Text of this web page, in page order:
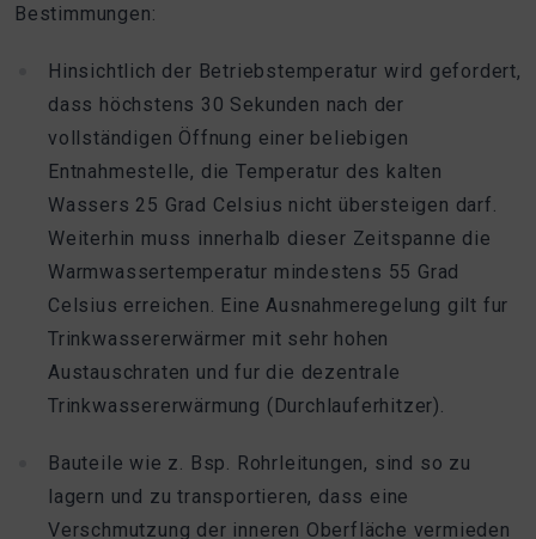
Bestimmungen:
Hinsichtlich der Betriebstemperatur wird gefordert,
dass höchstens 30 Sekunden nach der
vollständigen Öffnung einer beliebigen
Entnahmestelle, die Temperatur des kalten
Wassers 25 Grad Celsius nicht übersteigen darf.
Weiterhin muss innerhalb dieser Zeitspanne die
Warmwassertemperatur mindestens 55 Grad
Celsius erreichen. Eine Ausnahmeregelung gilt fur
Trinkwassererwärmer mit sehr hohen
Austauschraten und fur die dezentrale
Trinkwassererwärmung (Durchlauferhitzer).
Bauteile wie z. Bsp. Rohrleitungen, sind so zu
lagern und zu transportieren, dass eine
Verschmutzung der inneren Oberfläche vermieden